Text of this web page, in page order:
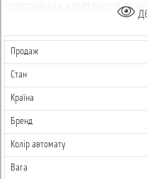
спортивних комплексів та
Автомат дозволяє
асортимент в одному
та регульованому
товарів, які потребують
Сенсорний екран 10" —
автоматом.
Продаж
Стан
Країна
Бренд
Колір автомату
Вага